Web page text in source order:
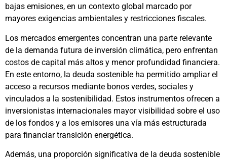
bajas emisiones, en un contexto global marcado por
mayores exigencias ambientales y restricciones fiscales.
Los mercados emergentes concentran una parte relevante
de la demanda futura de inversión climática, pero enfrentan
costos de capital más altos y menor profundidad financiera.
En este entorno, la deuda sostenible ha permitido ampliar el
acceso a recursos mediante bonos verdes, sociales y
vinculados a la sostenibilidad. Estos instrumentos ofrecen a
inversionistas internacionales mayor visibilidad sobre el uso
de los fondos y a los emisores una vía más estructurada
para financiar transición energética.
Además, una proporción significativa de la deuda sostenible